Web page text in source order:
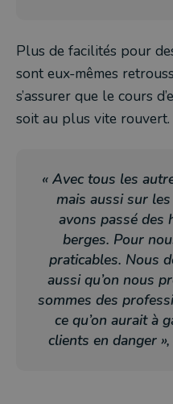
Plus de facilités pour
sont eux-mêmes
s’assurer que le cours
soit au plus vite rouvert.
« Avec tous les
mais aussi sur
avons passé des
berges. Pour
praticables. Nous
aussi qu’on nous
sommes des
ce qu’on aurait à
clients en danger